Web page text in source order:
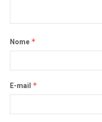
Nome *
E-mail *